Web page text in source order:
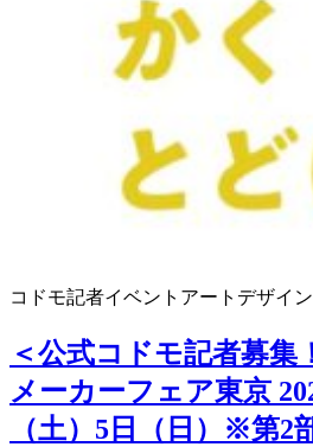
コドモ記者イベント アートデザイ
＜公式コドモ記者募集
メーカーフェア東京
（土）5日（日）※第2